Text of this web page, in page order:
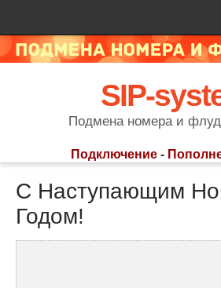
SIP-
Подмена номера и
Подключение -
C Наступающим
Годом!